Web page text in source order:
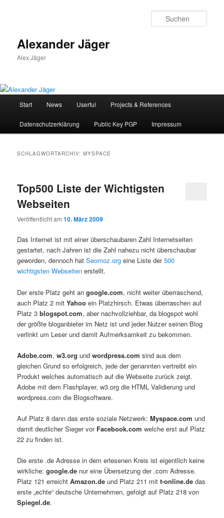
Alexander Jäger
Alex Jäger
Start News Userful Projects & References
Datenschutzerklärung Public Key PGP Impressum
SCHLAGWORTARCHIV:MYSPACE
Top500 Liste der Wichtigsten
Webseiten
Veröffentlicht am10. März 2009
Das Internet ist mit einer überschaubaren Zahl Internetseiten
gestartet, nach Jahren ist die Zahl nahezu nicht überschaubar
geworden, dennoch hatSeomoz.org eine Liste der500
wichtigsten Webseiten erstellt.
Der erste Platz geht angoogle.com, nicht weiter überraschend,
auch Platz 2 mitYahoo ein Platzhirsch. Etwas überraschen auf
Platz 3blogspot.com, aber nachvollziehbar, da blogspot wohl
der größte bloganbieter im Netz ist und jeder Nutzer seinen Blog
verlinkt um Leser und damit Aufmerksamkeit zu bekommen.
Adobe.com,w3.orgundwordpress.com sind aus dem
gleichen Grund so erfolgreich, jede der genannten vertreibt ein
Produkt welches automatisch auf die Webseite zurück zeigt.
Adobe mit dem Flashplayer, w3.org die HTML Validierung und
wordpress.com die Blogsoftware.
Auf Platz 8 dann das erste soziale Netzwerk:Myspace.com und
damit deutlicher Sieger vor Facebook.com welche erst auf Platz
22 zu finden ist.
Die erste .de Adresse in dem erlesenen Kreis ist eigentlich keine
wirkliche:google.de nur eine Übersetzung der .com Adresse.
Platz 121 erreichtAmazon.de und Platz 211 mitt-online.de das
erste „echte“ deutsche Unternehmen, gefolgt auf Platz 218 von
Spiegel.de.